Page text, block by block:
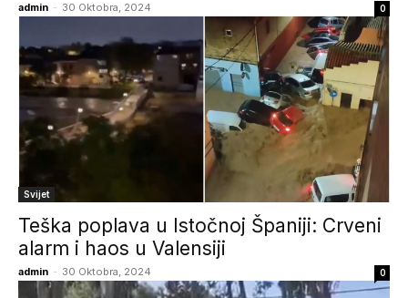
admin - 30 Oktobra, 2024 0
Svijet
Teška poplava u Istočnoj Španiji: Crveni
alarm i haos u Valensiji
admin - 30 Oktobra, 2024 0